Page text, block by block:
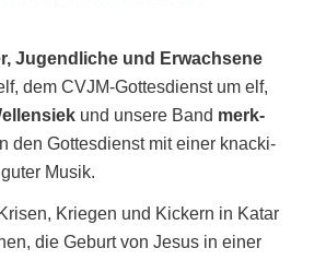
Jugend­li­che und Erwach­se­ne
dem CVJM-Got­tes­dienst um elf,
und unse­re Band merk­
den Got­tes­dienst mit einer kna­cki­
Musik.
Krie­gen und Kickern in Katar
die Geburt von Jesus in einer